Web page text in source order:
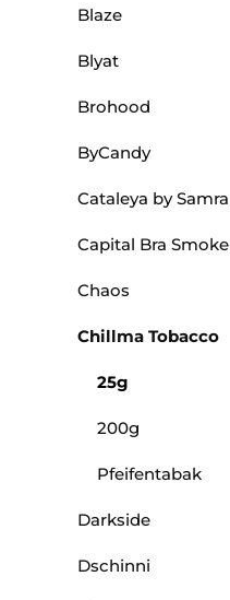
Blaze
Blyat
Brohood
ByCandy
Cataleya by Samra
Capital Bra Smoke
Chaos
Chillma Tobacco
25g
200g
Pfeifentabak
Darkside
Dschinni